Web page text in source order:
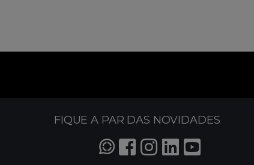
FIQUE A PAR DAS NOVIDADES